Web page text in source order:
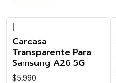
Carcasa
Transparente Para
Samsung A26 5G
$5.990